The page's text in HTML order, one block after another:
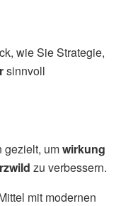
wie Sie Strategie,
sinnvoll
gezielt, umwirkung
zu verbessern.
mit modernen